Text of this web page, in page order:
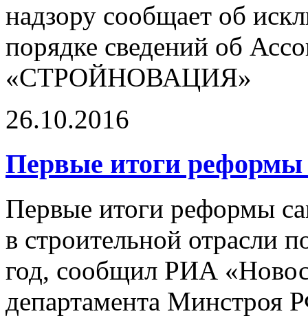
надзору сообщает об
порядке сведений об
«СТРОЙНОВАЦИЯ»
26.10.2016
Первые итоги реформы
Первые итоги реформы
в строительной отрасли
год, сообщил РИА
департамента Минстроя